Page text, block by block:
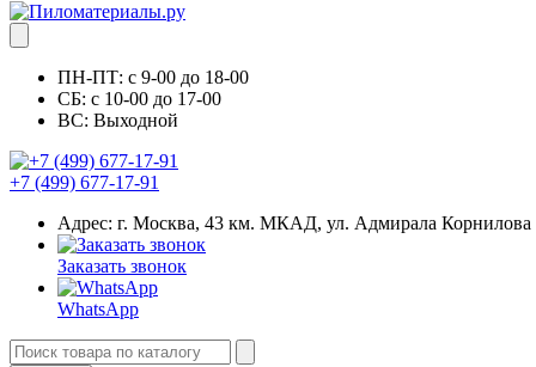
ПН-ПТ: с 9-00 до 18-00
СБ: с 10-00 до 17-00
ВС: Выходной
+7 (499) 677-17-91
Адрес: г. Москва, 43 км. МКАД, ул. Адмирала Корнилова
Заказать звонок
WhatsApp